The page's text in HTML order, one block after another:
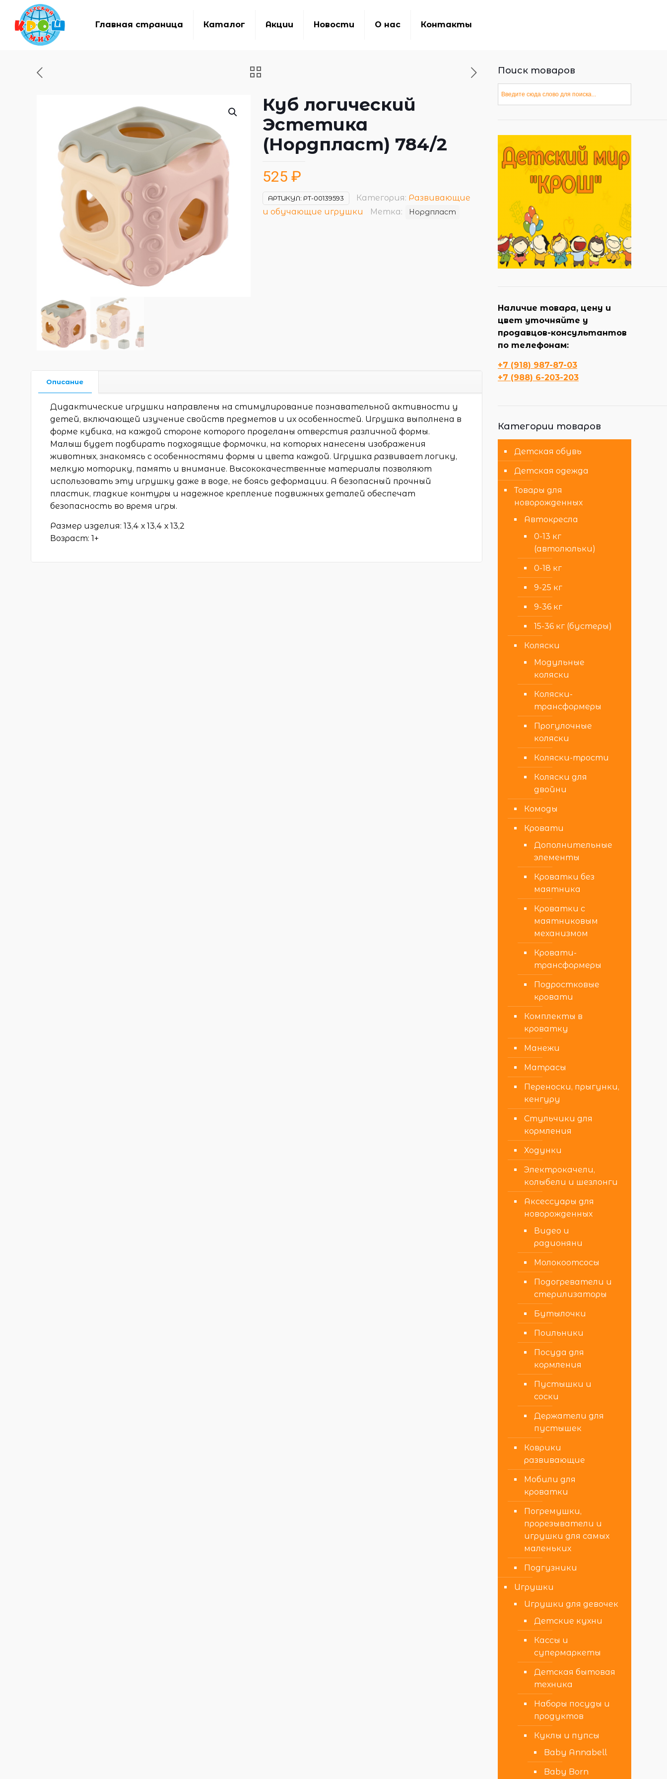
Главная страница Каталог Акции Новости О нас Контакты
Куб логический
Эстетика
(Нордпласт) 784/2
525 ₽
АРТИКУЛ: РТ-00139593 Категория: Развивающие
и обучающие игрушки
Метка: Нордпласт
Описание
Дидактические игрушки направлены на стимулирование познавательной активности у
детей, включающей изучение свойств предметов и их особенностей. Игрушка выполнена в
форме кубика, на каждой стороне которого проделаны отверстия различной формы.
Малыш будет подбирать подходящие формочки, на которых нанесены изображения
животных, знакомясь с особенностями формы и цвета каждой. Игрушка развивает логику,
мелкую моторику, память и внимание. Высококачественные материалы позволяют
использовать эту игрушку даже в воде, не боясь деформации. А безопасный прочный
пластик, гладкие контуры и надежное крепление подвижных деталей обеспечат
безопасность во время игры.
Размер изделия: 13,4 х 13,4 х 13,2
Возраст: 1+
Поиск товаров
Наличие товара, цену и
цвет уточняйте у
продавцов-консультантов
по телефонам:
+7 (918) 987-87-03
+7 (988) 6-203-203
Категории товаров
Детская обувь
Детская одежда
Товары для
новорожденных
Автокресла
0-13 кг
(автолюльки)
0-18 кг
9-25 кг
9-36 кг
15-36 кг (бустеры)
Коляски
Модульные
коляски
Коляски-
трансформеры
Прогулочные
коляски
Коляски-трости
Коляски для
двойни
Комоды
Кровати
Дополнительные
элементы
Кроватки без
маятника
Кроватки с
маятниковым
механизмом
Кровати-
трансформеры
Подростковые
кровати
Комплекты в
кроватку
Манежи
Матрасы
Переноски, прыгунки,
кенгуру
Стульчики для
кормления
Ходунки
Электрокачели,
колыбели и шезлонги
Аксессуары для
новорожденных
Видео и
радионяни
Молокоотсосы
Подогреватели и
стерилизаторы
Бутылочки
Поильники
Посуда для
кормления
Пустышки и
соски
Держатели для
пустышек
Коврики
развивающие
Мобили для
кроватки
Погремушки,
прорезыватели и
игрушки для самых
маленьких
Подгузники
Игрушки
Игрушки для девочек
Детские кухни
Кассы и
супермаркеты
Детская бытовая
техника
Наборы посуды и
продуктов
Куклы и пупсы
Baby Annabell
Baby Born